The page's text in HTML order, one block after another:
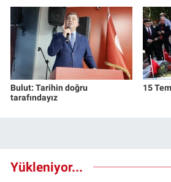
Bulut: Tarihin doğru
tarafındayız
15
Yükleniyor...